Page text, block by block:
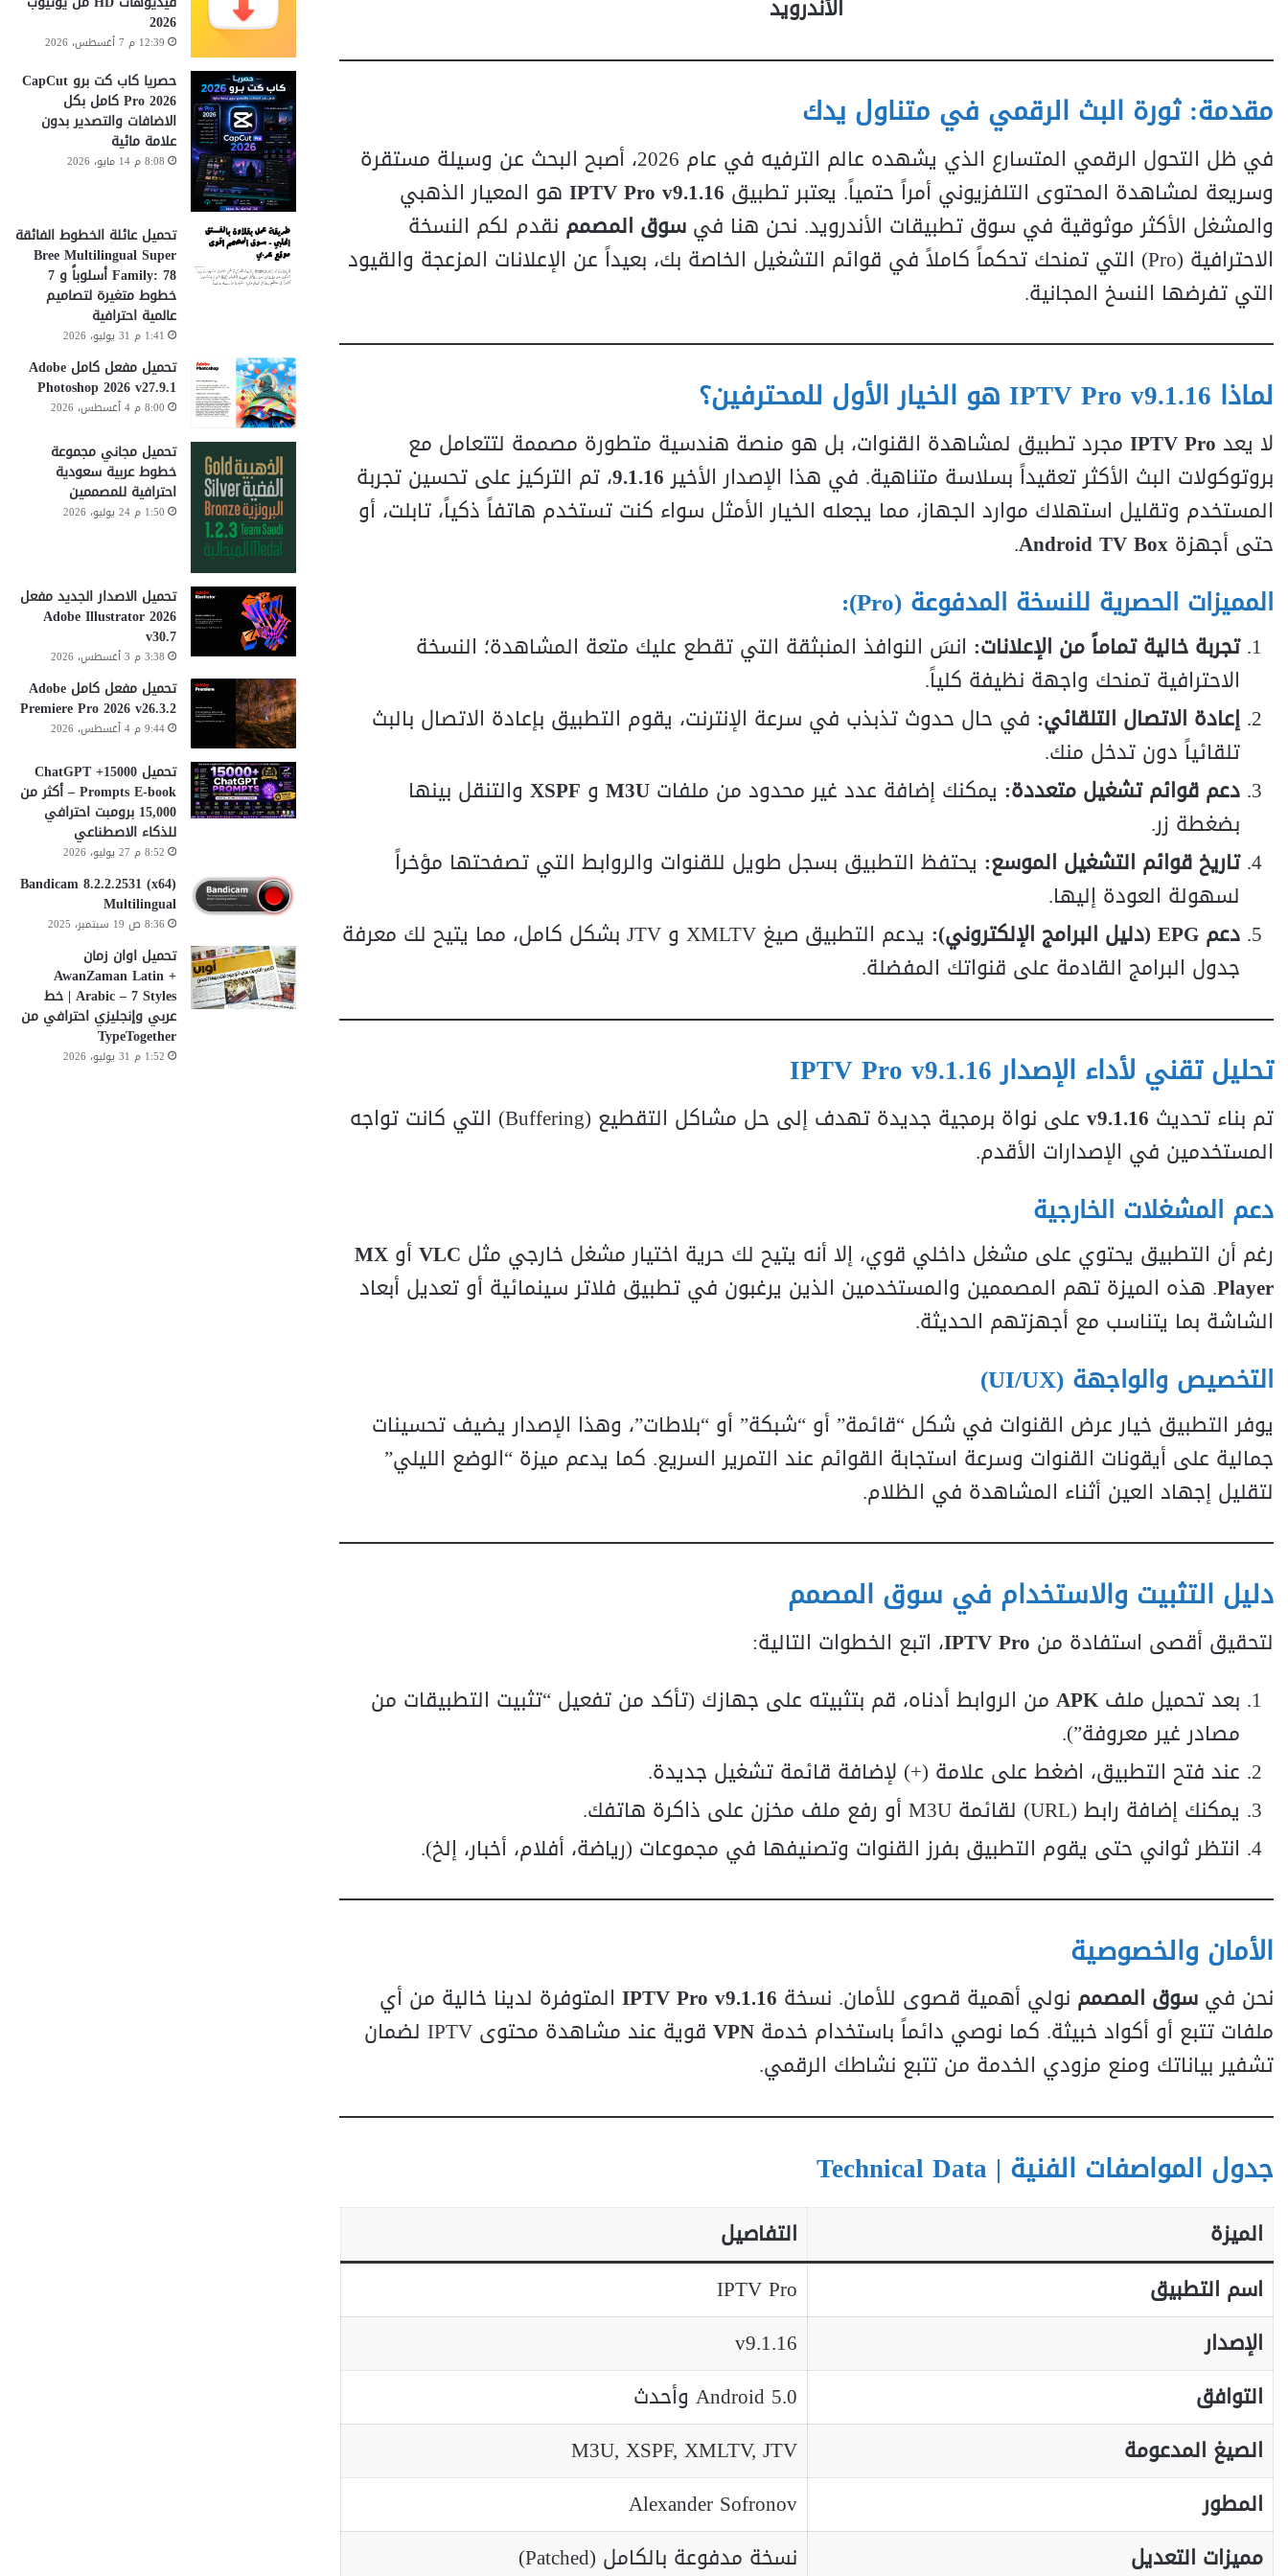
الأندرويد
مقدمة: ثورة البث الرقمي في متناول يدك
في ظل التحول الرقمي المتسارع الذي يشهده عالم الترفيه في عام 2026، أصبح البحث عن وسيلة مستقرة
وسريعة لمشاهدة المحتوى التلفزيوني أمراً حتمياً. يعتبر تطبيق IPTV Pro v9.1.16 هو المعيار الذهبي
والمشغل الأكثر موثوقية في سوق تطبيقات الأندرويد. نحن هنا في سوق المصمم نقدم لكم النسخة
الاحترافية (Pro) التي تمنحك تحكماً كاملاً في قوائم التشغيل الخاصة بك، بعيداً عن الإعلانات المزعجة والقيود
التي تفرضها النسخ المجانية.
لماذا IPTV Pro v9.1.16 هو الخيار الأول للمحترفين؟
لا يعد IPTV Pro مجرد تطبيق لمشاهدة القنوات، بل هو منصة هندسية متطورة مصممة لتتعامل مع
بروتوكولات البث الأكثر تعقيداً بسلاسة متناهية. في هذا الإصدار الأخير9.1.16، تم التركيز على تحسين تجربة
المستخدم وتقليل استهلاك موارد الجهاز، مما يجعله الخيار الأمثل سواء كنت تستخدم هاتفاً ذكياً، تابلت، أو
حتى أجهزة Android TV Box
.
المميزات الحصرية للنسخة المدفوعة (Pro):
تجربة خالية تماماً من الإعلانات: انسَ النوافذ المنبثقة التي تقطع عليك متعة المشاهدة؛ النسخة
الاحترافية تمنحك واجهة نظيفة كلياً.
إعادة الاتصال التلقائي: في حال حدوث تذبذب في سرعة الإنترنت، يقوم التطبيق بإعادة الاتصال بالبث
تلقائياً دون تدخل منك.
دعم قوائم تشغيل متعددة: يمكنك إضافة عدد غير محدود من ملفات M3U و XSPF والتنقل بينها
بضغطة زر.
تاريخ قوائم التشغيل الموسع: يحتفظ التطبيق بسجل طويل للقنوات والروابط التي تصفحتها مؤخراً
لسهولة العودة إليها.
دعم EPG (دليل البرامج الإلكتروني):
يدعم التطبيق صيغ XMLTV و JTV بشكل كامل، مما يتيح لك معرفة
جدول البرامج القادمة على قنواتك المفضلة.
تحليل تقني لأداء الإصدارIPTV Pro v9.1.16
تم بناء تحديث v9.1.16
على نواة برمجية جديدة تهدف إلى حل مشاكل التقطيع (Buffering) التي كانت تواجه
المستخدمين في الإصدارات الأقدم.
دعم المشغلات الخارجية
رغم أن التطبيق يحتوي على مشغل داخلي قوي، إلا أنه يتيح لك حرية اختيار مشغل خارجي مثل VLC أو MX
Player. هذه الميزة تهم المصممين والمستخدمين الذين يرغبون في تطبيق فلاتر سينمائية أو تعديل أبعاد
الشاشة بما يتناسب مع أجهزتهم الحديثة.
التخصيص والواجهة (UI/UX)
يوفر التطبيق خيار عرض القنوات في شكل “قائمة” أو “شبكة” أو “بلاطات”، وهذا الإصدار يضيف تحسينات
جمالية على أيقونات القنوات وسرعة استجابة القوائم عند التمرير السريع. كما يدعم ميزة “الوضع الليلي”
لتقليل إجهاد العين أثناء المشاهدة في الظلام.
دليل التثبيت والاستخدام في سوق المصمم
لتحقيق أقصى استفادة من IPTV Pro، اتبع الخطوات التالية:
بعد تحميل ملفAPK من الروابط أدناه، قم بتثبيته على جهازك (تأكد من تفعيل “تثبيت التطبيقات من
مصادر غير معروفة”).
عند فتح التطبيق، اضغط على علامة (+) لإضافة قائمة تشغيل جديدة.
يمكنك إضافة رابط (URL) لقائمة M3U أو رفع ملف مخزن على ذاكرة هاتفك.
انتظر ثواني حتى يقوم التطبيق بفرز القنوات وتصنيفها في مجموعات (رياضة، أفلام، أخبار، إلخ).
الأمان والخصوصية
نحن في سوق المصمم نولي أهمية قصوى للأمان. نسخة IPTV Pro v9.1.16 المتوفرة لدينا خالية من أي
ملفات تتبع أو أكواد خبيثة. كما نوصي دائماً باستخدام خدمة VPN
قوية عند مشاهدة محتوى IPTV لضمان
تشفير بياناتك ومنع مزودي الخدمة من تتبع نشاطك الرقمي.
جدول المواصفات الفنية | Technical Data
الميزة
التفاصيل
اسم التطبيق
IPTV Pro
الإصدار
v9.1.16
التوافق
Android 5.0 وأحدث
الصيغ المدعومة
M3U, XSPF, XMLTV, JTV
المطور
Alexander Sofronov
مميزات التعديل
نسخة مدفوعة بالكامل (Patched)
2026
12:39 م 7 أغسطس، 2026
حصريا كاب كت برو CapCut
Pro 2026 كامل بكل
الاضافات والتصدير بدون
علامة مائية
8:08 م 14 مايو، 2026
تحميل عائلة الخطوط الفائقة
Bree Multilingual Super
Family: 78 أسلوباً و 7
خطوط متغيرة لتصاميم
عالمية احترافية
1:41 م 31 يوليو، 2026
تحميل مفعل كامل Adobe
Photoshop 2026 v27.9.1
8:00 م 4 أغسطس، 2026
تحميل مجاني مجموعة
خطوط عربية سعودية
احترافية للمصممين
1:50 م 24 يوليو، 2026
تحميل الاصدار الجديد مفعل
Adobe Illustrator 2026
v30.7
3:38 م 3 أغسطس، 2026
تحميل مفعل كامل Adobe
Premiere Pro 2026 v26.3.2
9:44 م 4 أغسطس، 2026
تحميل 15000+ ChatGPT
Prompts E-book – أكثر من
15,000 برومبت احترافي
للذكاء الاصطناعي
8:52 م 27 يوليو، 2026
Bandicam 8.2.2.2531 (x64)
Multilingual
8:36 ص 19 سبتمبر، 2025
تحميل اوان زمان
AwanZaman Latin +
Arabic – 7 Styles | خط
عربي وإنجليزي احترافي من
TypeTogether
1:52 م 31 يوليو، 2026